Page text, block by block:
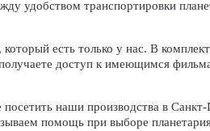
удобством транспортировки
есть только у нас. В
доступ к имеющимся
наши производства в Санкт-
помощь при выборе